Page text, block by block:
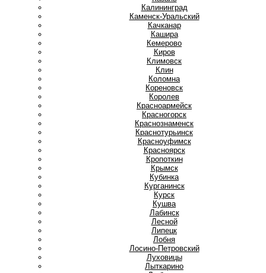
Калининград
Каменск-Уральский
Качканар
Кашира
Кемерово
Киров
Климовск
Клин
Коломна
Кореновск
Королев
Красноармейск
Красногорск
Краснознаменск
Краснотурьинск
Красноуфимск
Красноярск
Кропоткин
Крымск
Кубинка
Курганинск
Курск
Кушва
Лабинск
Лесной
Липецк
Лобня
Лосино-Петровский
Луховицы
Лыткарино